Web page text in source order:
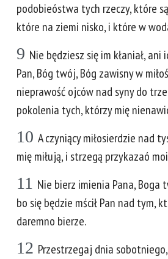
podobieóstwa tych rzeczy, które
które na ziemi nisko, i które w
9 Nie będziesz się im kłaniał, ani
Pan, Bóg twój, Bóg zawisny w
nieprawość ojców nad syny do
pokolenia tych, którzy mię
10 A czyniący miłosierdzie nad
mię miłują, i strzegą przykazaó
11 Nie bierz imienia Pana, Boga
bo się będzie mścił Pan nad tym,
daremno bierze.
12 Przestrzegaj dnia